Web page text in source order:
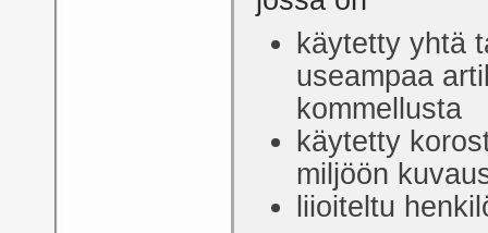
käytetty yhtä
useampaa
kommellusta
käytetty
miljöön
liioiteltu